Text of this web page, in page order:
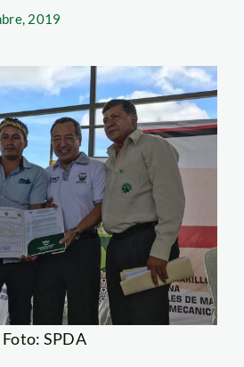
2019
Foto: SPDA